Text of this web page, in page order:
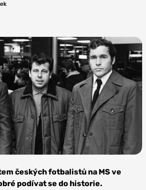
CC BY-SA 3.0 NL
českých fotbalistů na MS ve
podívat se do historie.